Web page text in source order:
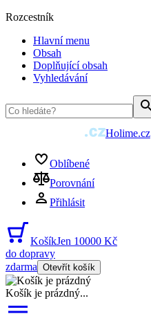
Rozcestník
Hlavní menu
Obsah
Doplňující obsah
Vyhledávání
Holime.cz
Oblíbené
Porovnání
Přihlásit
KošíkJen 10000 Kč
do dopravy
zdarma Otevřít košík
Košík je prázdný...